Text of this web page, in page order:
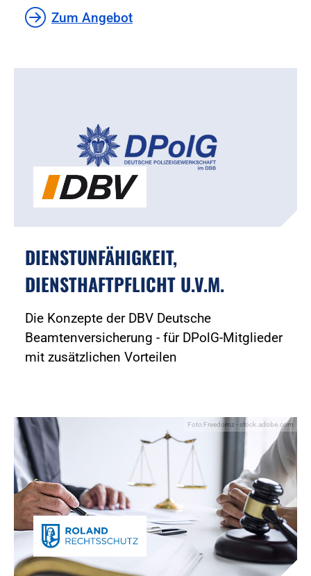
Zum Angebot
DIENSTUNFÄHIGKEIT,
DIENSTHAFTPFLICHT U.V.M.
Die Konzepte der DBV Deutsche
Beamtenversicherung - für DPolG-Mitglieder
mit zusätzlichen Vorteilen
Foto:Freedomz - stock.adobe.com